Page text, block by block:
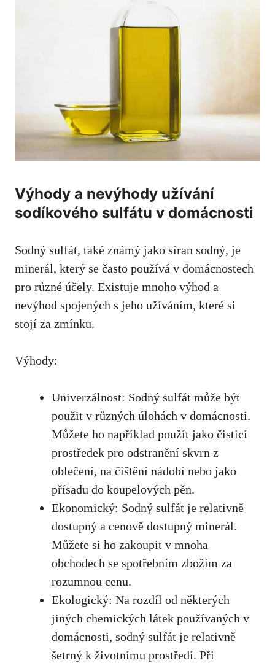
Výhody a nevýhody užívání
sodíkového⁢ sulfátu v domácnosti
Sodný sulfát,‍ také známý jako síran ‍sodný, je‍
minerál, který‍ se často používá v domácnostech⁤
pro ‌různé účely. Existuje‍ mnoho výhod ‌a
nevýhod spojených s ⁢jeho užíváním, ‌které ​si
stojí za zmínku.
Výhody:
Univerzálnost: Sodný sulfát‍ může být
⁤použit ⁢v⁤ různých úlohách v domácnosti.
Můžete​ ho například ​použít jako ‌čisticí
⁤prostředek pro odstranění skvrn z
oblečení, na čištění nádobí⁢ nebo jako
přísadu do koupelových​ pěn.
Ekonomický: Sodný sulfát je relativně
dostupný a cenově​ dostupný minerál.
Můžete si ho zakoupit ​v mnoha⁣
obchodech se spotřebním zbožím‍ za
rozumnou cenu.
Ekologický: Na rozdíl od některých
jiných ⁣chemických látek používaných ⁢v
domácnosti,⁢ sodný ​sulfát je relativně
šetrný ‍k ​životnímu⁣ prostředí.⁣ Při⁢